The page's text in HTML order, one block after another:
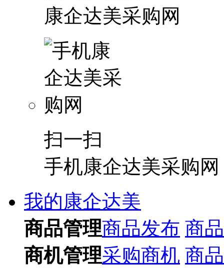
康企达美采购网
扫一扫
手机康企达美采购网
我的康企达美
商品管理商品发布 商
商机管理采购商机 商